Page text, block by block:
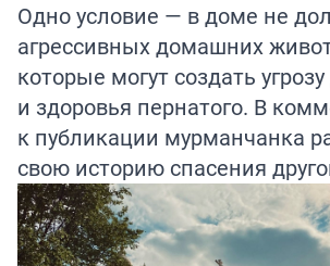
Одно условие — в доме не
агрессивных домашних
которые могут создать
и здоровья пернатого. В
к публикации мурманчанка
свою историю спасения